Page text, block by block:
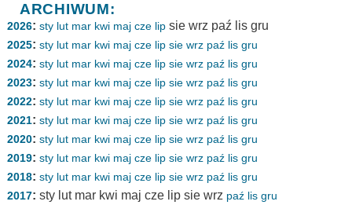
ARCHIWUM:
2026: sty lut mar kwi maj cze lip sie wrz paź lis gru
2025: sty lut mar kwi maj cze lip sie wrz paź lis gru
2024: sty lut mar kwi maj cze lip sie wrz paź lis gru
2023: sty lut mar kwi maj cze lip sie wrz paź lis gru
2022: sty lut mar kwi maj cze lip sie wrz paź lis gru
2021: sty lut mar kwi maj cze lip sie wrz paź lis gru
2020: sty lut mar kwi maj cze lip sie wrz paź lis gru
2019: sty lut mar kwi maj cze lip sie wrz paź lis gru
2018: sty lut mar kwi maj cze lip sie wrz paź lis gru
2017: sty lut mar kwi maj cze lip sie wrz paź lis gru